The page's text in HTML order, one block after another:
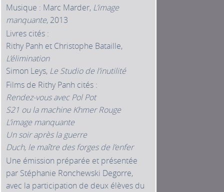
Musique : Marc Marder, L’image
manquante, 2013
Livres cités :
Rithy Panh et Christophe Bataille,
L’élimination
Simon Leys, Le Studio de l’inutilité
Films de Rithy Panh cités :
Rendez-vous avec Pol Pot
S21 ou la machine Khmer Rouge
L’image manquante
Un soir après la guerre
Duch, le maître des forges de l’enfer
Une émission préparée et présentée
par Stéphanie Ronchewski Degorre,
avec la participation de deux élèves du